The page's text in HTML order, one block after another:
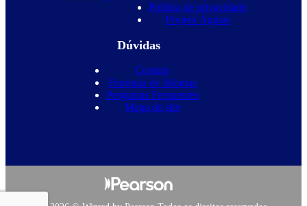
Política de privacidade
Projeto Águias
Dúvidas
Contato
Franquia de Idiomas
Perguntas Frequentes
Mapa do site